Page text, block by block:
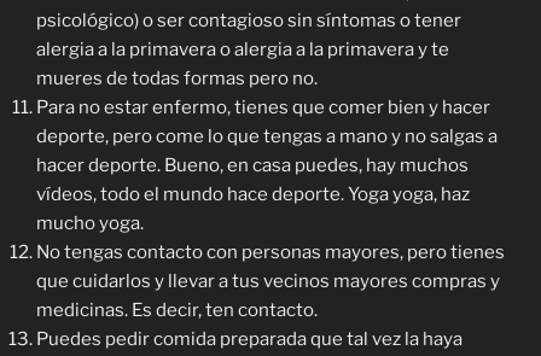
psicológico) o ser contagioso sin síntomas o tener
alergia a la primavera o alergia a la primavera y te
mueres de todas formas pero no.
Para no estar enfermo, tienes que comer bien y hacer
deporte, pero come lo que tengas a mano y no salgas a
hacer deporte. Bueno, en casa puedes, hay muchos
vídeos, todo el mundo hace deporte. Yoga yoga, haz
mucho yoga.
No tengas contacto con personas mayores, pero tienes
que cuidarlos y llevar a tus vecinos mayores compras y
medicinas. Es decir, ten contacto.
Puedes pedir comida preparada que tal vez la haya